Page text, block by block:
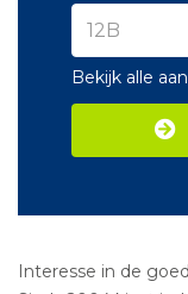
Bekijk alle
Interesse in de